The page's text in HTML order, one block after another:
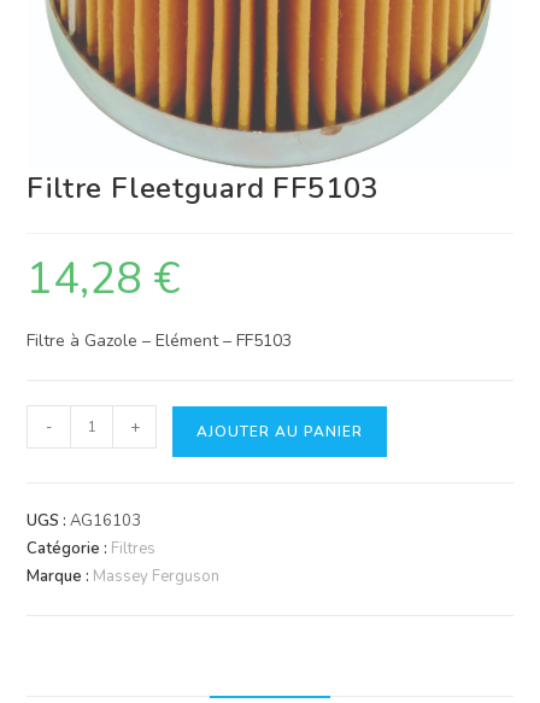
Filtre Fleetguard FF5103
14,28 €
Filtre à Gazole – Elément – FF5103
quantité
de
Fleetguard
FF5103
- + AJOUTER AU PANIER
UGS :AG16103
Catégorie : Filtres
Marque : Massey Ferguson